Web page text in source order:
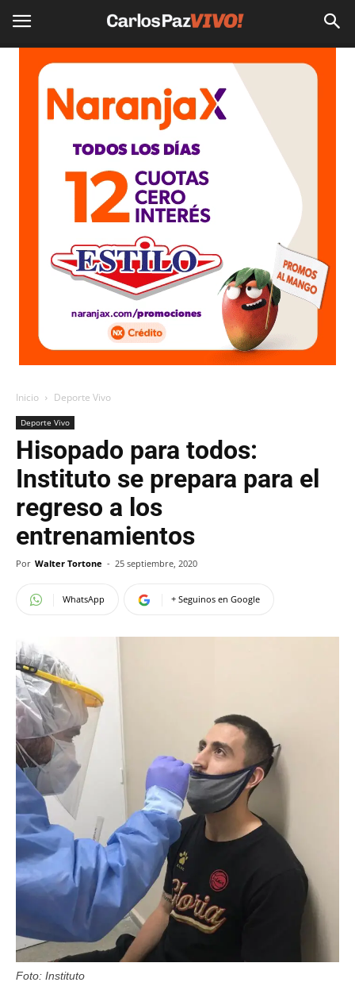
Inicio Deporte Vivo
Deporte Vivo
Hisopado para todos:
Instituto se prepara para el
regreso a los
entrenamientos
Por Walter Tortone - 25 septiembre, 2020
WhatsApp + Seguinos en Google
Foto: Instituto